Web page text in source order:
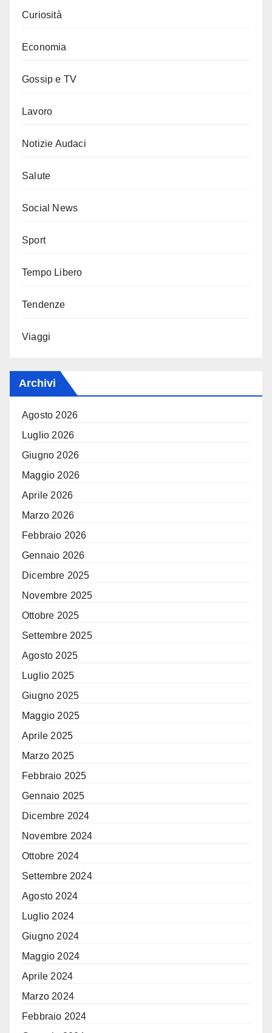
Curiosità
Economia
Gossip e TV
Lavoro
Notizie Audaci
Salute
Social News
Sport
Tempo Libero
Tendenze
Viaggi
Archivi
Agosto 2026
Luglio 2026
Giugno 2026
Maggio 2026
Aprile 2026
Marzo 2026
Febbraio 2026
Gennaio 2026
Dicembre 2025
Novembre 2025
Ottobre 2025
Settembre 2025
Agosto 2025
Luglio 2025
Giugno 2025
Maggio 2025
Aprile 2025
Marzo 2025
Febbraio 2025
Gennaio 2025
Dicembre 2024
Novembre 2024
Ottobre 2024
Settembre 2024
Agosto 2024
Luglio 2024
Giugno 2024
Maggio 2024
Aprile 2024
Marzo 2024
Febbraio 2024